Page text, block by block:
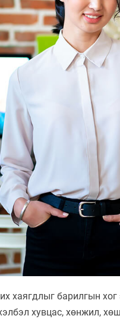
хаягдлыг барилгын
хувцас, хөнжил,